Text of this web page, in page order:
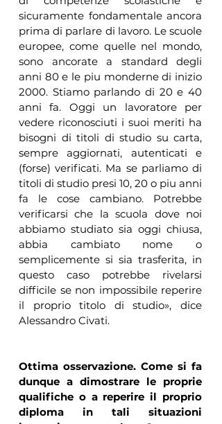
sicuramente fondamentale ancora
prima di parlare di lavoro. Le scuole
europee, come quelle nel mondo,
sono ancorate a standard degli
anni 80 e le piu monderne di inizio
2000. Stiamo parlando di 20 e 40
anni fa. Oggi un lavoratore per
vedere riconosciuti i suoi meriti ha
bisogni di titoli di studio su carta,
sempre aggiornati, autenticati e
(forse) verificati. Ma se parliamo di
titoli di studio presi 10, 20 o piu anni
fa le cose cambiano. Potrebbe
verificarsi che la scuola dove noi
abbiamo studiato sia oggi chiusa,
abbia cambiato nome o
semplicemente si sia trasferita, in
questo caso potrebbe rivelarsi
difficile se non impossibile reperire
il proprio titolo di studio», dice
Alessandro Civati.
Ottima osservazione. Come si fa
dunque a dimostrare le proprie
qualifiche o a reperire il proprio
diploma in tali situazioni